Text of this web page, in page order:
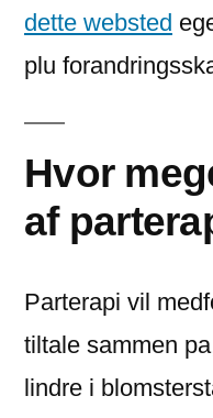
dette websted
plu
Hvor
af
Parterapi vil
tiltale sammen
lindre i